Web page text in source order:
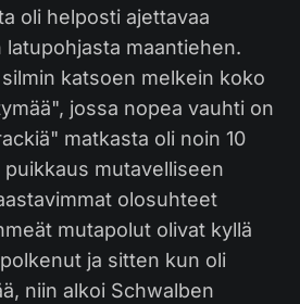
oli helposti ajettavaa
latupohjasta maantiehen.
katsoen melkein koko
jossa nopea vauhti on
matkasta oli noin 10
puikkaus mutavelliseen
olosuhteet
mutapolut olivat kyllä
ja sitten kun oli
niin alkoi Schwalben